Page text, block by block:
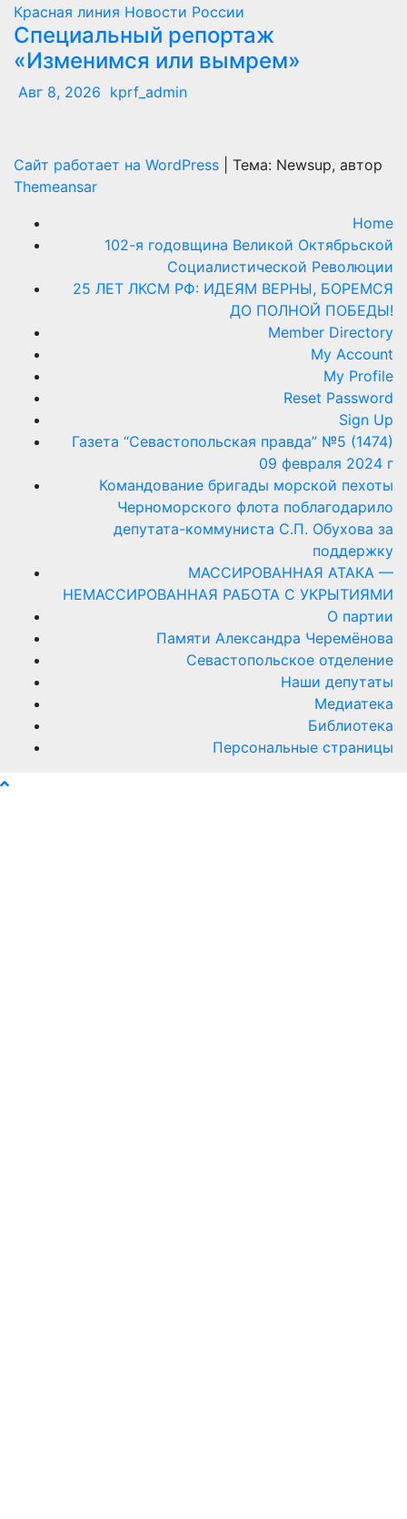
Красная линия Новости России
Специальный репортаж
«Изменимся или вымрем»
Авг 8, 2026 kprf_admin
Сайт работает на WordPress
Тема: Newsup, автор
Themeansar
Home
102-я годовщина Великой Октябрьской
Социалистической Революции
25 ЛЕТ ЛКСМ РФ: ИДЕЯМ ВЕРНЫ, БОРЕМСЯ
ДО ПОЛНОЙ ПОБЕДЫ!
Member Directory
My Account
My Profile
Reset Password
Sign Up
Газета “Севастопольская правда” №5 (1474)
09 февраля 2024 г
Командование бригады морской пехоты
Черноморского флота поблагодарило
депутата-коммуниста С.П. Обухова за
поддержку
МАССИРОВАННАЯ АТАКА —
НЕМАССИРОВАННАЯ РАБОТА С УКРЫТИЯМИ
О партии
Памяти Александра Черемёнова
Севастопольское отделение
Наши депутаты
Медиатека
Библиотека
Персональные страницы